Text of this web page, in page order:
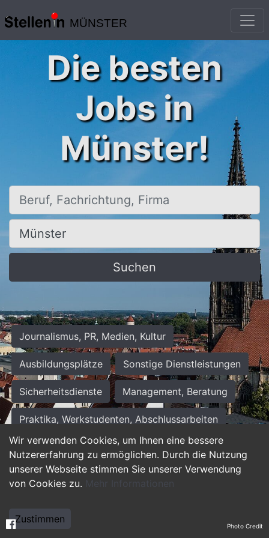
MÜNSTER
Wir verwenden Cookies, um Ihnen eine bessere
Nutzererfahrung zu ermöglichen. Durch die Nutzung
unserer Webseite stimmen Sie unserer Verwendung
von Cookies zu. Mehr Informationen
Zustimmen
Die besten
Jobs in
Münster!
Beruf, Fachrichtung, Firma
Ort, Stadt
Suchen
Journalismus, PR, Medien, Kultur
Ausbildungsplätze Sonstige Dienstleistungen
Sicherheitsdienste Management, Beratung
Praktika, Werkstudenten, Abschlussarbeiten
Personalwesen Assistenz, Sekretariat
Hilfskräfte, Aushilfs- und Nebenjobs
Weiterbildung, Studium, duale Ausbildung Photo Credit